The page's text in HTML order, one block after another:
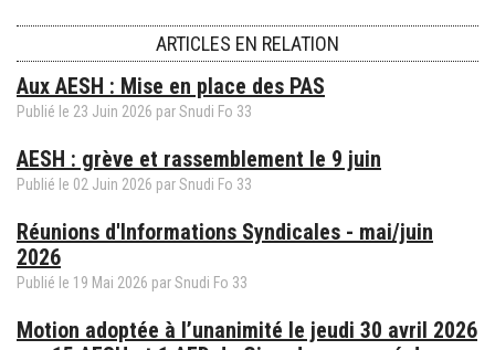
ARTICLES EN RELATION
Aux AESH : Mise en place des PAS
Publié le 23 Juin 2026 parSnudi Fo 33
AESH : grève et rassemblement le 9 juin
Publié le 02 Juin 2026 parSnudi Fo 33
Réunions d'Informations Syndicales - mai/juin
2026
Publié le 19 Mai 2026 parSnudi Fo 33
Motion adoptée à l’unanimité le jeudi 30 avril 2026